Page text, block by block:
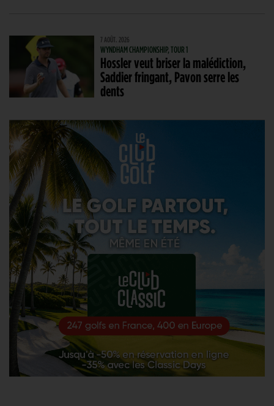
7 AOÛT. 2026
WYNDHAM CHAMPIONSHIP, TOUR 1
Hossler veut briser la malédiction,
Saddier fringant, Pavon serre les
dents